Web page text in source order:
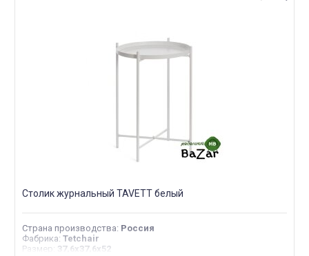
Столик журнальный TAVETT белый
Страна производства: Россия
Фабрика: Tetchair
Размер : 37,6х37,6х52